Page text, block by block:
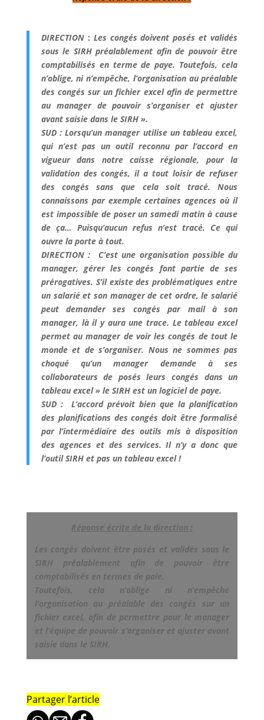
DIRECTION : Les congés doivent posés et validés
sous le SIRH préalablement afin de pouvoir être
comptabilisés en terme de paye. Toutefois, cela
n’oblige, ni n’empêche, l’organisation au préalable
des congés sur un fichier excel afin de permettre
au manager de pouvoir s’organiser et ajuster
avant saisie dans le SIRH ».
SUD : Lorsqu’un manager utilise un tableau excel,
qui n’est pas un outil reconnu par l’accord en
vigueur dans notre caisse régionale, pour la
validation des congés, il a tout loisir de refuser
des congés sans que cela soit tracé. Nous
connaissons par exemple certaines agences où il
est impossible de poser un samedi matin à cause
de ça… Puisqu’aucun refus n’est tracé. Ce qui
ouvre la porte à tout.
DIRECTION : C’est une organisation possible du
manager, gérer les congés font partie de ses
prérogatives. S’il existe des problématiques entre
un salarié et son manager de cet ordre, le salarié
peut demander ses congés par mail à son
manager, là il y aura une trace. Le tableau excel
permet au manager de voir les congés de tout le
monde et de s’organiser. Nous ne sommes pas
choqué qu’un manager demande à ses
collaborateurs de posés leurs congés dans un
tableau excel » le SIRH est un logiciel de paye.
SUD : L’accord prévoit bien que la planification
des planifications des congés doit être formalisé
par l’intermédiaire des outils mis à disposition
des agences et des services. Il n’y a donc que
l’outil SIRH et pas un tableau excel !
Réponse écrite de la direction :
Les congés doivent être posés et validés sous le
SIRH préalablement afin de pouvoir être
comptabilisés en termes de paie.
Toutefois, cela n’oblige ni n’empêche
l’organisation au préalable des congés sur un
fichier excel, afin de permettre pour le manager
et l’équipe de pouvoir s’organiser et ajuster avant
saisie dans le SIRH.
Partager l’article